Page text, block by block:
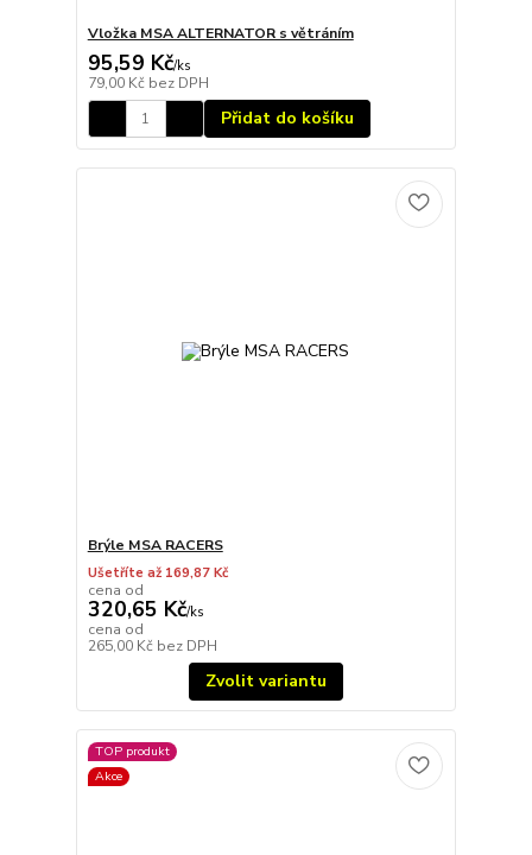
Vložka MSA ALTERNATOR s větráním
95,59 Kč/ks
79,00 Kč bez DPH
Přidat do košíku
Brýle MSA RACERS
Ušetříte až 169,87 Kč
cena od
320,65 Kč/ks
cena od
265,00 Kč bez DPH
Zvolit variantu
TOP produkt
Akce